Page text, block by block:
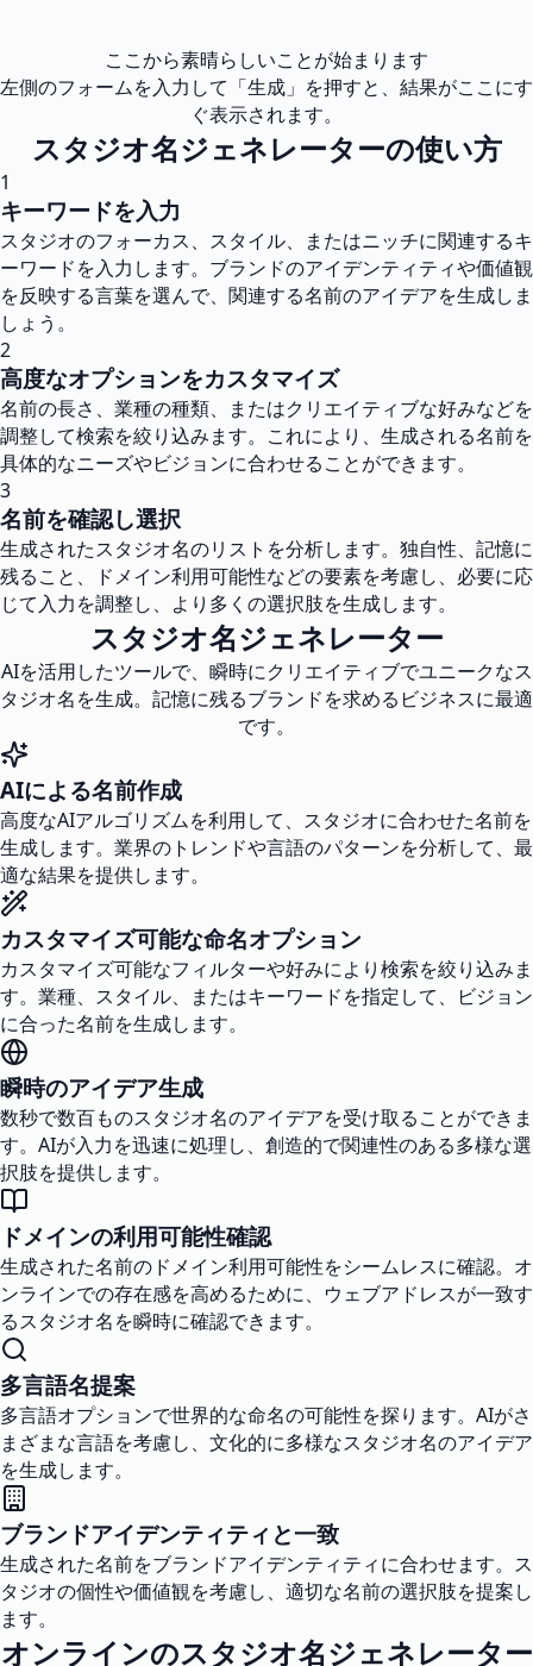
ここから素晴らしいことが始まります
左側のフォームを入力して「生成」を押すと、結果がここにす
ぐ表示されます。
スタジオ名ジェネレーターの使い方
1
キーワードを入力
スタジオのフォーカス、スタイル、またはニッチに関連するキ
ーワードを入力します。ブランドのアイデンティティや価値観
を反映する言葉を選んで、関連する名前のアイデアを生成しま
しょう。
2
高度なオプションをカスタマイズ
名前の長さ、業種の種類、またはクリエイティブな好みなどを
調整して検索を絞り込みます。これにより、生成される名前を
具体的なニーズやビジョンに合わせることができます。
3
名前を確認し選択
生成されたスタジオ名のリストを分析します。独自性、記憶に
残ること、ドメイン利用可能性などの要素を考慮し、必要に応
じて入力を調整し、より多くの選択肢を生成します。
スタジオ名ジェネレーター
AIを活用したツールで、瞬時にクリエイティブでユニークなス
タジオ名を生成。記憶に残るブランドを求めるビジネスに最適
です。
AIによる名前作成
高度なAIアルゴリズムを利用して、スタジオに合わせた名前を
生成します。業界のトレンドや言語のパターンを分析して、最
適な結果を提供します。
カスタマイズ可能な命名オプション
カスタマイズ可能なフィルターや好みにより検索を絞り込みま
す。業種、スタイル、またはキーワードを指定して、ビジョン
に合った名前を生成します。
瞬時のアイデア生成
数秒で数百ものスタジオ名のアイデアを受け取ることができま
す。AIが入力を迅速に処理し、創造的で関連性のある多様な選
択肢を提供します。
ドメインの利用可能性確認
生成された名前のドメイン利用可能性をシームレスに確認。オ
ンラインでの存在感を高めるために、ウェブアドレスが一致す
るスタジオ名を瞬時に確認できます。
多言語名提案
多言語オプションで世界的な命名の可能性を探ります。AIがさ
まざまな言語を考慮し、文化的に多様なスタジオ名のアイデア
を生成します。
ブランドアイデンティティと一致
生成された名前をブランドアイデンティティに合わせます。ス
タジオの個性や価値観を考慮し、適切な名前の選択肢を提案し
ます。
オンラインのスタジオ名ジェネレーター